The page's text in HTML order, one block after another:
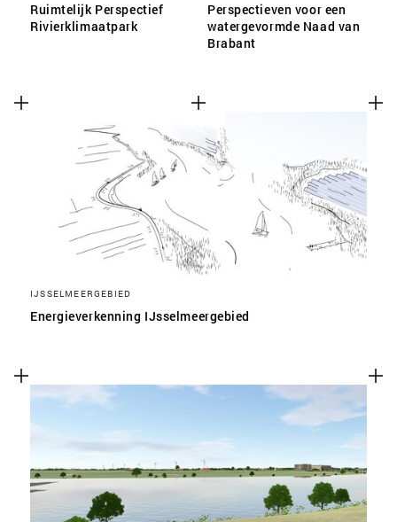
Ruimtelijk Perspectief
Rivierklimaatpark
Perspectieven voor een
watergevormde Naad van
Brabant
IJSSELMEERGEBIED
Energieverkenning IJsselmeergebied